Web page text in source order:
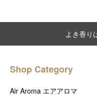
よき香り
Shop Category
Air Aroma エアアロマ